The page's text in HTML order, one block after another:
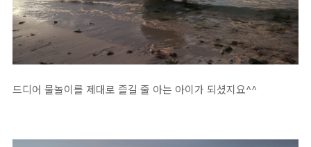
드디어 물놀이를 제대로 즐길 줄 아는 아이가 되셨지요^^